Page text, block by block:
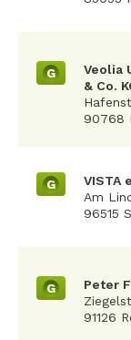
G
Veolia
& Co.
90768
G
VISTA
Am
96515
G
Peter
91126